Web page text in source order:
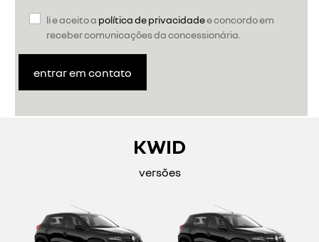
li e aceito a política de privacidadee concordo em
receber comunicações da concessionária.
entrar em contato
KWID
versões